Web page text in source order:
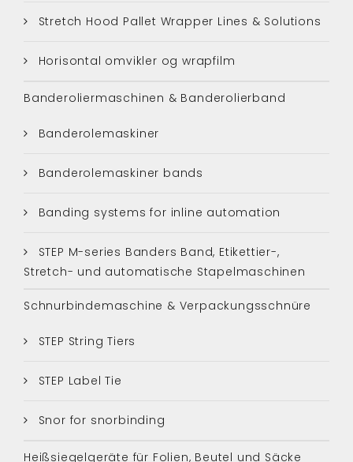
Stretch Hood Pallet Wrapper Lines & Solutions
Horisontal omvikler og wrapfilm
Banderoliermaschinen & Banderolierband
Banderolemaskiner
Banderolemaskiner bands
Banding systems for inline automation
STEP M-series Banders Band, Etikettier-,
Stretch- und automatische Stapelmaschinen
Schnurbindemaschine & Verpackungsschnüre
STEP String Tiers
STEP Label Tie
Snor for snorbinding
Heißsiegelgeräte für Folien, Beutel und Säcke